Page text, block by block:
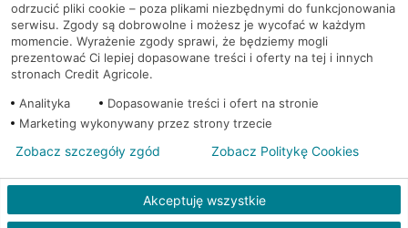
Mapa serwisu
PolitykaCookies
© 2026 Credit Agricole Bank Polska S.A. Wszelkie prawa zastrzeżone
odrzucić pliki cookie – poza plikami niezbędnymi do funkcjonowania
serwisu. Zgody są dobrowolne i możesz je wycofać w każdym
momencie. Wyrażenie zgody sprawi, że będziemy mogli
prezentować Ci lepiej dopasowane treści i oferty na tej i innych
stronach Credit Agricole.
Analityka
Dopasowanie treści i ofert na stronie
Marketing wykonywany przez strony trzecie
Akceptuję wszystkie
Zobacz szczegóły zgód Zobacz Politykę Cookies